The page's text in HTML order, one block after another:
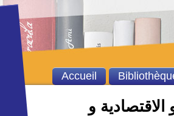
الاقتصادية و
Accueil